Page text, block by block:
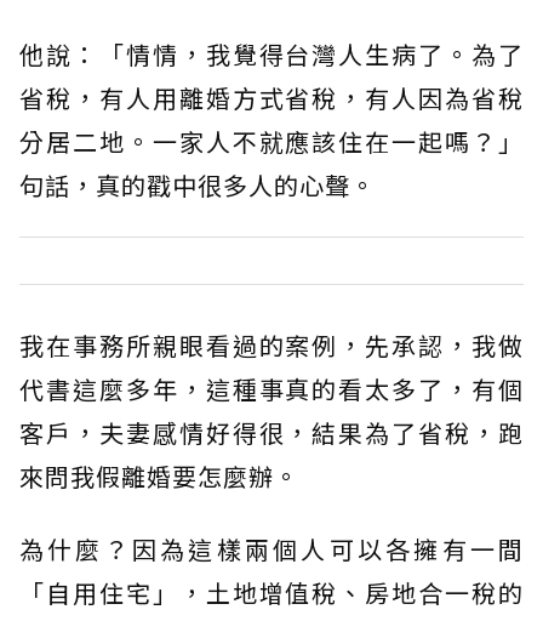
他說：「情情，我覺得台灣人生病了。為了
省稅，有人用離婚方式省稅，有人因為省稅
分居二地。一家人不就應該住在一起嗎？」
句話，真的戳中很多人的心聲。
我在事務所親眼看過的案例，先承認，我做
代書這麼多年，這種事真的看太多了，有個
客戶，夫妻感情好得很，結果為了省稅，跑
來問我假離婚要怎麼辦。
為什麼？因為這樣兩個人可以各擁有一間
「自用住宅」，土地增值稅、房地合一稅的